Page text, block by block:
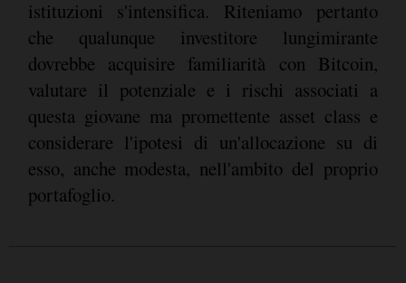
istituzioni s'intensifica. Riteniamo pertanto
che qualunque investitore lungimirante
dovrebbe acquisire familiarità con Bitcoin,
valutare il potenziale e i rischi associati a
questa giovane ma promettente asset class e
considerare l'ipotesi di un'allocazione su di
esso, anche modesta, nell'ambito del proprio
portafoglio.